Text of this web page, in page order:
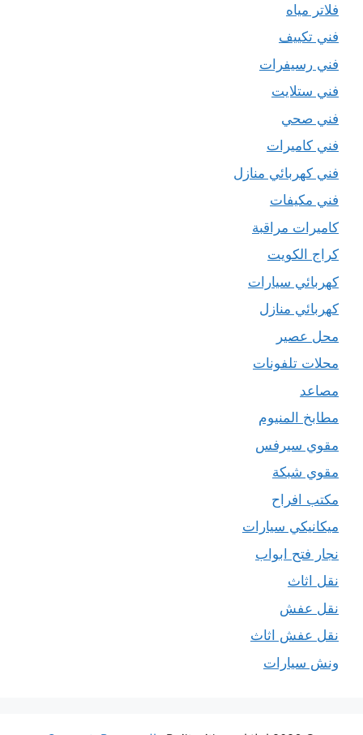
فلاتر مياه
فني تكييف
فني رسيفرات
فني ستلايت
فني صحي
فني كاميرات
فني كهربائي منازل
فني مكيفات
كاميرات مراقبة
كراج الكويت
كهربائي سيارات
كهربائي منازل
محل عصير
محلات تلفونات
مصاعد
مطابخ المنيوم
مقوي سيرفس
مقوي شبكة
مكتب افراح
ميكانيكي سيارات
نجار فتح ابواب
نقل اثاث
نقل عفش
نقل عفش اثاث
ونش سيارات